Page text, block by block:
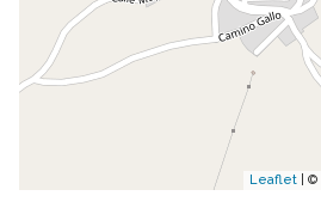
Leaflet | ©